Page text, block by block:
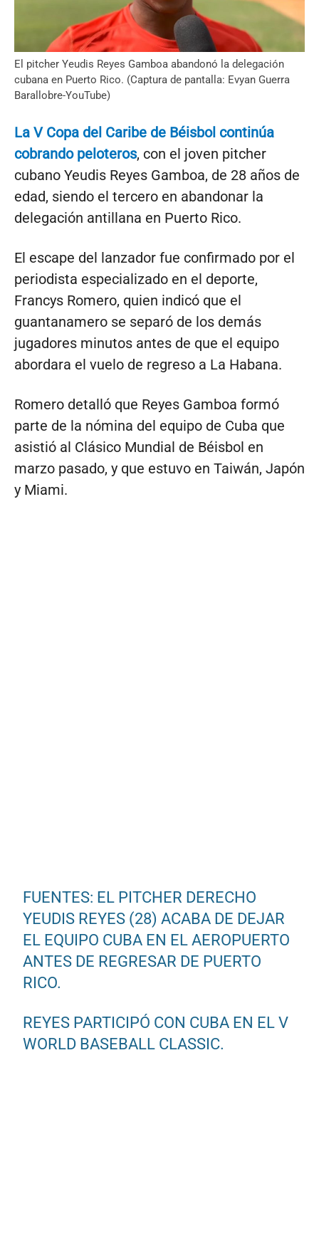
El pitcher Yeudis Reyes Gamboa abandonó la delegación
cubana en Puerto Rico. (Captura de pantalla: Evyan Guerra
Barallobre-YouTube)
La V Copa del Caribe de Béisbol continúa
cobrando peloteros, con el joven pitcher
cubano Yeudis Reyes Gamboa, de 28 años de
edad, siendo el tercero en abandonar la
delegación antillana en Puerto Rico.
El escape del lanzador fue confirmado por el
periodista especializado en el deporte,
Francys Romero, quien indicó que el
guantanamero se separó de los demás
jugadores minutos antes de que el equipo
abordara el vuelo de regreso a La Habana.
Romero detalló que Reyes Gamboa formó
parte de la nómina del equipo de Cuba que
asistió al Clásico Mundial de Béisbol en
marzo pasado, y que estuvo en Taiwán, Japón
y Miami.
FUENTES: EL PITCHER DERECHO
YEUDIS REYES (28) ACABA DE DEJAR
EL EQUIPO CUBA EN EL AEROPUERTO
ANTES DE REGRESAR DE PUERTO
RICO.
REYES PARTICIPÓ CON CUBA EN EL V
WORLD BASEBALL CLASSIC.